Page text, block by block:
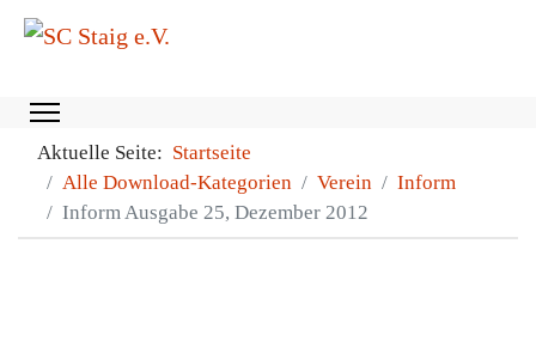
Aktuelle Seite: Startseite
Alle Download-Kategorien
Verein
Inform
Inform Ausgabe 25, Dezember 2012